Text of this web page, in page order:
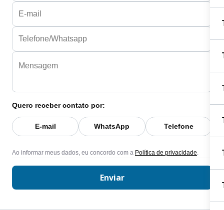
Quero receber contato por:
E-mail WhatsApp Telefone
Ao informar meus dados, eu concordo com a Política de privacidade
Enviar